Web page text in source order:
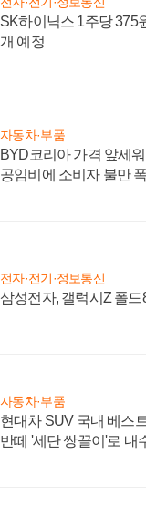
SK하이닉스 1주당 375
개 예정
자동차·부품
BYD코리아 가격 앞세
공임비에 소비자 불만
전자·전기·정보통신
삼성전자, 갤럭시Z 폴
자동차·부품
현대차 SUV 국내 베스
반떼 '세단 쌍끌이'로 내